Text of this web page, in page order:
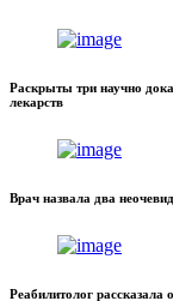
Раскрыты три научно
лекарств
Врач назвала два
Реабилитолог рассказала